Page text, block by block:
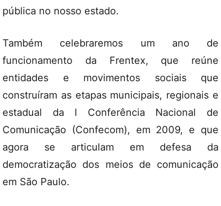
pública no nosso estado.
Também celebraremos um ano de
funcionamento da Frentex, que reúne
entidades e movimentos sociais que
construíram as etapas municipais, regionais e
estadual da I Conferência Nacional de
Comunicação (Confecom), em 2009, e que
agora se articulam em defesa da
democratização dos meios de comunicação
em São Paulo.